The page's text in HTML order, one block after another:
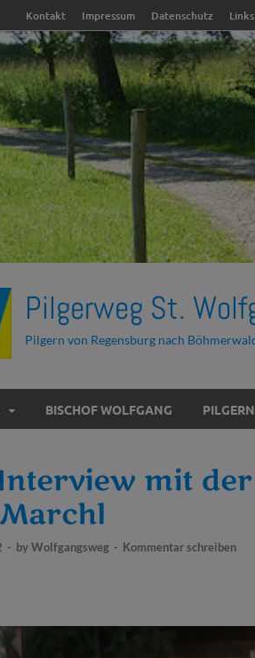
Kontakt Impressum Datenschutz Links
Pilgerweg St.
Pilgern von Regensburg nach
BISCHOF WOLFGANG PILGERN
mit
- byWolfgangsweg - Kommentar schreiben